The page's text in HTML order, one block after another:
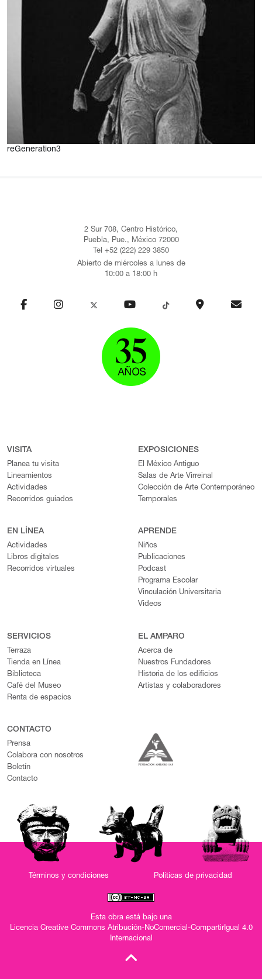
reGeneration3
2 Sur 708, Centro Histórico,
Puebla, Pue., México 72000
Tel +52 (222) 229 3850
Abierto de miércoles a lunes de
10:00 a 18:00 h
VISITA
Planea tu visita
Lineamientos
Actividades
Recorridos guiados
EXPOSICIONES
El México Antiguo
Salas de Arte Virreinal
Colección de Arte Contemporáneo
Temporales
EN LÍNEA
Actividades
Libros digitales
Recorridos virtuales
APRENDE
Niños
Publicaciones
Podcast
Programa Escolar
Vinculación Universitaria
Videos
SERVICIOS
Terraza
Tienda en Línea
Biblioteca
Café del Museo
Renta de espacios
EL AMPARO
Acerca de
Nuestros Fundadores
Historia de los edificios
Artistas y colaboradores
CONTACTO
Prensa
Colabora con nosotros
Boletín
Contacto
Términos y condiciones Políticas de privacidad
Esta obra está bajo una
Licencia Creative Commons Atribución-NoComercial-CompartirIgual 4.0
Internacional